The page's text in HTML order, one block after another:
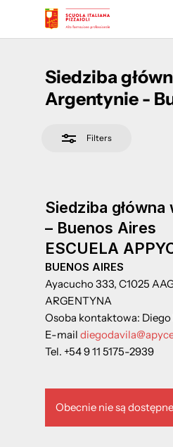
main
Siedziba
Argentynie -
Filters
Siedziba
– Buenos Aires
ESCUELA
BUENOS AIRES
Ayacucho 333, C1025
ARGENTYNA
Osoba kontaktowa: Diego
E-mail
Tel. +54 9 11 5175-2939
Obecnie nie są